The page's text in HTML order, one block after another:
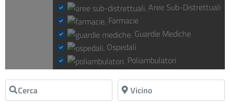
Aree Sub-Distrettuali
Farmacie
Guardie Mediche
Ospedali
Poliambulatori
Cerca Vicino